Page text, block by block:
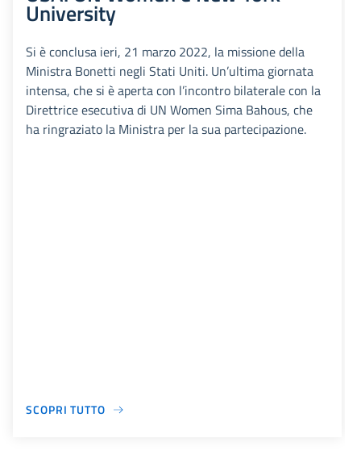
University
Si è conclusa ieri, 21 marzo 2022, la missione della
Ministra Bonetti negli Stati Uniti. Un’ultima giornata
intensa, che si è aperta con l’incontro bilaterale con la
Direttrice esecutiva di UN Women Sima Bahous, che
ha ringraziato la Ministra per la sua partecipazione.
SCOPRI TUTTO